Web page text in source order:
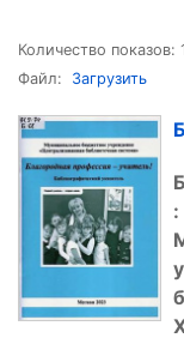
Количество показов:
Файл: Загрузить